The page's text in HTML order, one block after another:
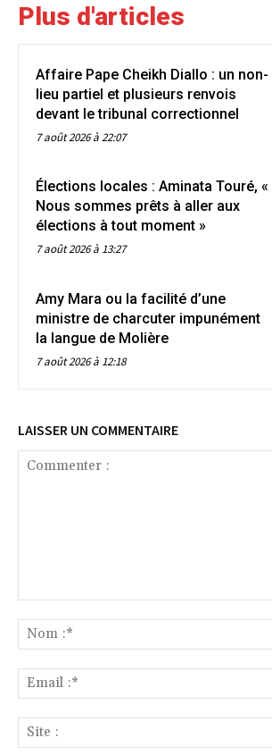
Plus d'articles
Affaire Pape Cheikh Diallo : un non-
lieu partiel et plusieurs renvois
devant le tribunal correctionnel
7 août 2026 à 22:07
Élections locales : Aminata Touré, «
Nous sommes prêts à aller aux
élections à tout moment »
7 août 2026 à 13:27
Amy Mara ou la facilité d’une
ministre de charcuter impunément
la langue de Molière
7 août 2026 à 12:18
LAISSER UN COMMENTAIRE